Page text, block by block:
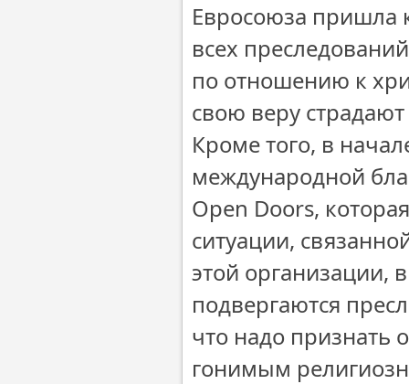
Евросоюза пришла
всех
по отношению к
свою веру
Кроме того, в
международной
Open Doors,
ситуации,
этой организации,
подвергаются
что надо признать
гонимым